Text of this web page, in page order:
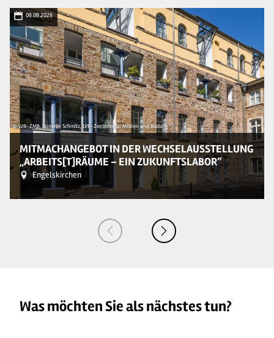
06.09.2026
© LVR-ZMB, Dominik Schmitz, LVR-Zentrum für Medien und Bildung
MITMACHANGEBOT IN DER WECHSELAUSSTELLUNG
„ARBEITS[T]RÄUME – EIN ZUKUNFTSLABOR“
Engelskirchen
Was möchten Sie als nächstes tun?